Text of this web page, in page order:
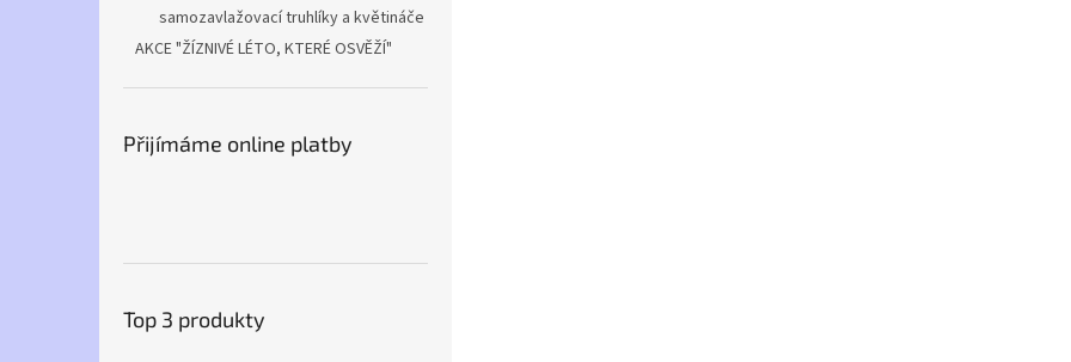
samozavlažovací truhlíky a květináče
AKCE "ŽÍZNIVÉ LÉTO, KTERÉ OSVĚŽÍ"
Přijímáme online platby
Top 3 produkty